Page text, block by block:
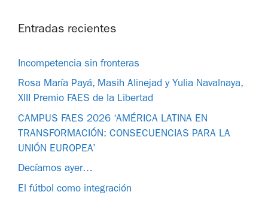
Entradas recientes
Incompetencia sin fronteras
Rosa María Payá, Masih Alinejad y Yulia Navalnaya,
XIII Premio FAES de la Libertad
CAMPUS FAES 2026 ‘AMÉRICA LATINA EN
TRANSFORMACIÓN: CONSECUENCIAS PARA LA
UNIÓN EUROPEA’
Decíamos ayer…
El fútbol como integración